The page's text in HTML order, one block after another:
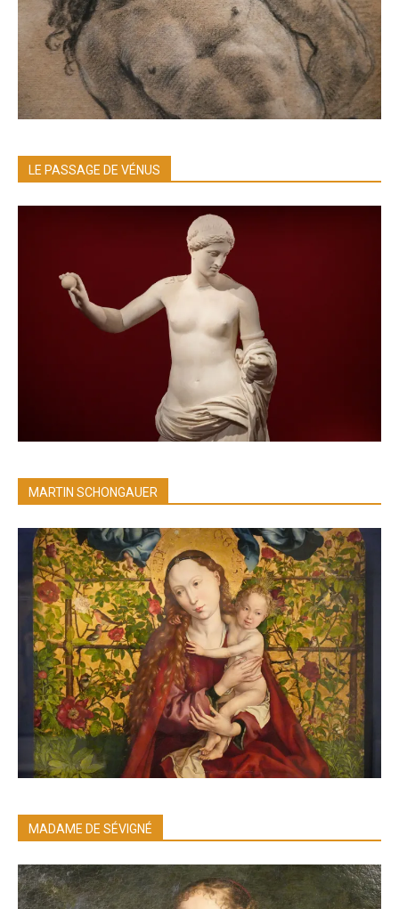
LE PASSAGE DE VÉNUS
MARTIN SCHONGAUER
MADAME DE SÉVIGNÉ